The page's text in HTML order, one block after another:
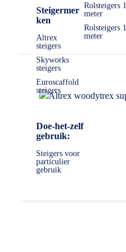
Steigermer
ken
Altrex
steigers
Skyworks
steigers
Euroscaffold
steigers
Doe-het-zelf
gebruik:
Steigers voor
particulier
gebruik
Rolsteigers
meter
Rolsteigers
meter
model is verkrijgbaar in
✅ Volgende werkdag op
✅ Meedenkende
✅0511- 40 25 64